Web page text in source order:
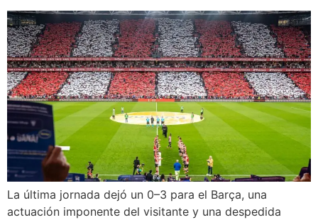
La última jornada dejó un 0–3 para el Barça, una
actuación imponente del visitante y una despedida